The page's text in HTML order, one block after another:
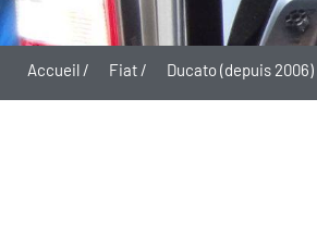
Accueil / Fiat / Ducato (depuis 2006)